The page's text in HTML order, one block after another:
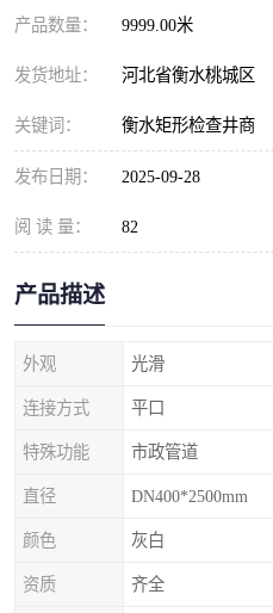
产品数量： 9999.00米
发货地址： 河北省衡水桃城区
关键词： 衡水矩形检查井商
发布日期： 2025-09-28
阅 读 量： 82
产品描述
外观 光滑
连接方式 平口
特殊功能 市政管道
直径 DN400*2500mm
颜色 灰白
资质 齐全